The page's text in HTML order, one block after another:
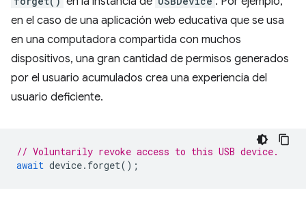
en el caso de una aplicación web educativa que se usa
en una computadora compartida con muchos
dispositivos, una gran cantidad de permisos generados
por el usuario acumulados crea una experiencia del
usuario deficiente.
// Voluntarily revoke access to this USB device.
await device. forget();